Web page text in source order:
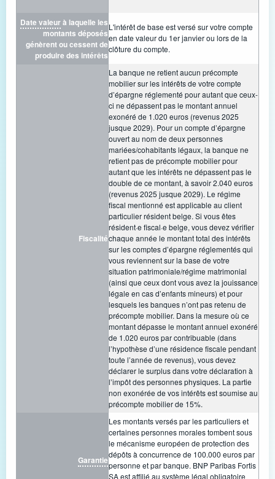
Date valeurà laquelle les
montants déposés
génèrent ou cessent de
produire des intérêts
L'intérêt de base est versé sur votre compte
en date valeur du 1er janvier ou lors de la
clôture du compte.
Fiscalité
La banque ne retient aucun précompte
mobilier sur les intérêts de votre compte
d’épargne réglementé pour autant que ceux-
ci ne dépassent pas le montant annuel
exonéré de 1.020 euros (revenus 2025
jusque 2029). Pour un compte d’épargne
ouvert au nom de deux personnes
mariées/cohabitants légaux, la banque ne
retient pas de précompte mobilier pour
autant que les intérêts ne dépassent pas le
double de ce montant, à savoir 2.040 euros
(revenus 2025 jusque 2029). Le régime
fiscal mentionné est applicable au client
particulier résident belge. Si vous êtes
résident·e fiscal·e belge, vous devez vérifier
chaque année le montant total des intérêts
sur les comptes d’épargne réglementés qui
vous reviennent sur la base de votre
situation patrimoniale/régime matrimonial
(ainsi que ceux dont vous avez la jouissance
légale en cas d’enfants mineurs) et pour
lesquels les banques n’ont pas retenu de
précompte mobilier. Dans la mesure où ce
montant dépasse le montant annuel exonéré
de 1.020 euros par contribuable (dans
l’hypothèse d’une résidence fiscale pendant
toute l’année de revenus), vous devez
déclarer le surplus dans votre déclaration à
l’impôt des personnes physiques. La partie
non exonérée de vos intérêts est soumise au
précompte mobilier de 15%.
Garantie
Les montants versés par les particuliers et
certaines personnes morales tombent sous
le mécanisme européen de protection des
dépôts à concurrence de 100.000 euros par
personne et par banque. BNP Paribas Fortis
SA est affilié au système légal obligatoire